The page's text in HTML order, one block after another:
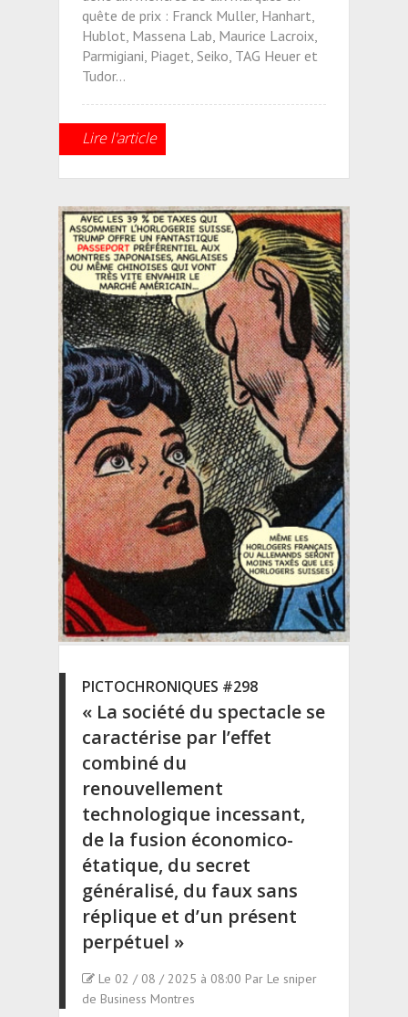
quête de prix : Franck Muller, Hanhart,
Hublot, Massena Lab, Maurice Lacroix,
Parmigiani, Piaget, Seiko, TAG Heuer et
Tudor…
Lire l'article
PICTOCHRONIQUES #298
« La société du spectacle se
caractérise par l’effet
combiné du
renouvellement
technologique incessant,
de la fusion économico-
étatique, du secret
généralisé, du faux sans
réplique et d’un présent
perpétuel »
Le 02 / 08 / 2025 à 08:00 Par Le sniper
de Business Montres